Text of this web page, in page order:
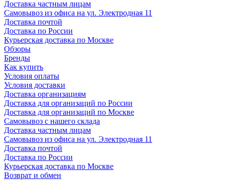
Доставка частным лицам
Самовывоз из офиса на ул. Электродная 11
Доставка почтой
Доставка по России
Курьерская доставка по Москве
Обзоры
Бренды
Как купить
Условия оплаты
Условия доставки
Доставка организациям
Доставка для организаций по России
Доставка для организаций по Москве
Самовывоз с нашего склада
Доставка частным лицам
Самовывоз из офиса на ул. Электродная 11
Доставка почтой
Доставка по России
Курьерская доставка по Москве
Возврат и обмен